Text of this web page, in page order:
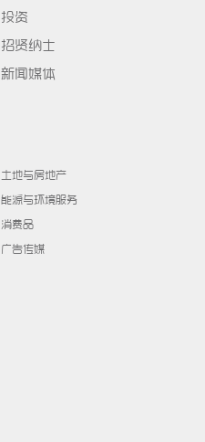
投资
招贤纳士
新闻媒体
土地与房地产
能源与环境服务
消费品
广告传媒